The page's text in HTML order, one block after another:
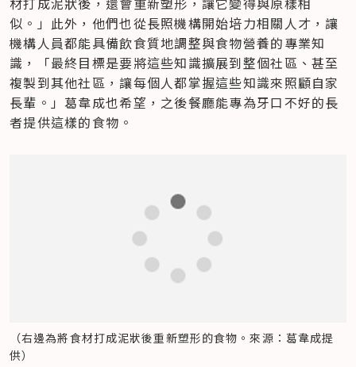
似。」此外，他們也從長照機構開始培力相關人才，讓
機構人員都能具備飲食質地調整與食物營養的專業知
識，「最終目標是要將這些知識擴展到整個社區、甚至
複製到其他社區，讓每個人都掌握這些知識來照顧自家
長輩。」葛韋成也希望，之後餐廳能專為牙口不好的長
者提供這樣的食物。
（右邊為將食材打成泥狀後重新塑形的食物。來源：葛韋成提
供）